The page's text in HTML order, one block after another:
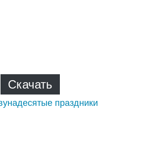
Скачать
праздники